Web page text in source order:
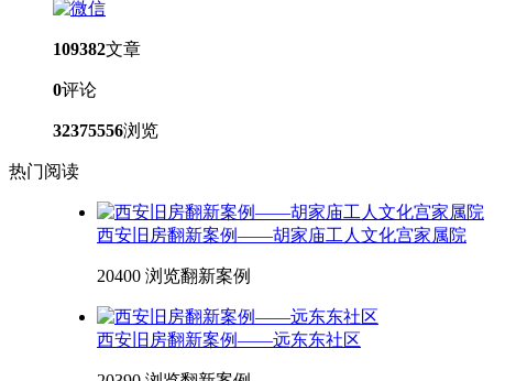
109382文章
0评论
32375556浏览
热门阅读
西安旧房翻新案例——胡家庙工人文化宫家属院
20400 浏览翻新案例
西安旧房翻新案例——远东东社区